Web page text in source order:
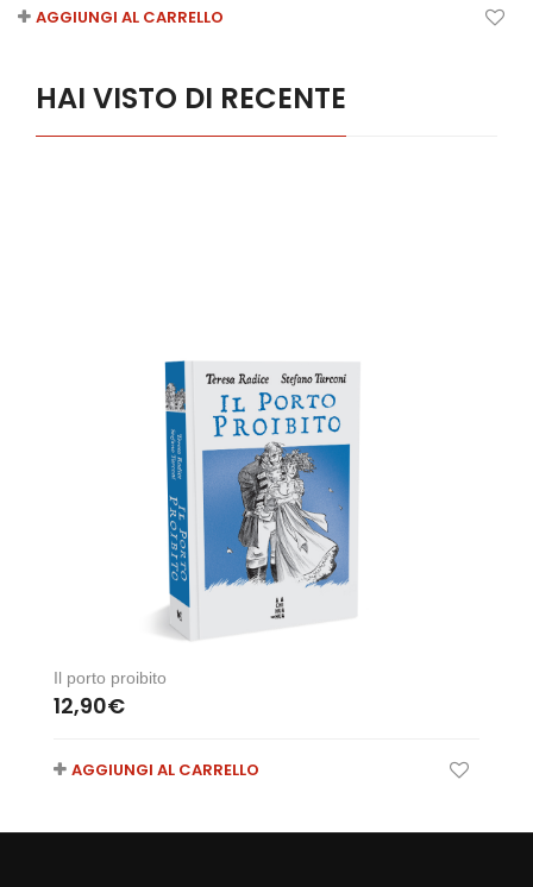
AGGIUNGI AL CARRELLO
HAI VISTO DI RECENTE
Il porto proibito
12,90€
AGGIUNGI AL CARRELLO